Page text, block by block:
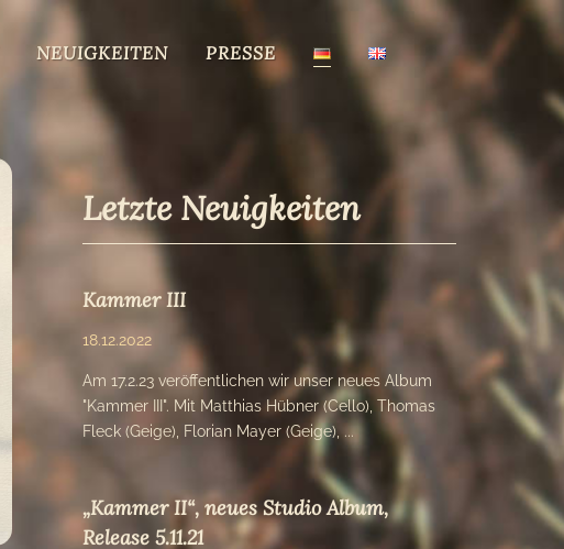
NEUIGKEITEN PRESSE
Letzte Neuigkeiten
Kammer III
18.12.2022
Am 17.2.23 veröffentlichen wir unser neues Album
"Kammer III". Mit Matthias Hübner (Cello), Thomas
Fleck (Geige), Florian Mayer (Geige), ...
„Kammer II“, neues Studio Album,
Release 5.11.21